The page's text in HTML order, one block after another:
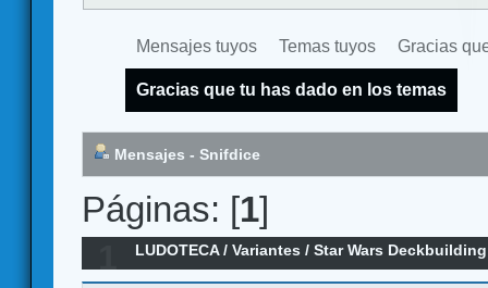
Mensajes tuyos Temas tuyos Gracias
Gracias que tu has dado en los temas
Mensajes - Snifdice
Páginas: [1]
LUDOTECA/Variantes /Star Wars